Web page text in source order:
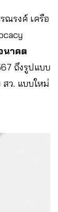
ณรงค์ เครือ
นาคต
ถึงรูปแบบ
สว. แบบใหม่